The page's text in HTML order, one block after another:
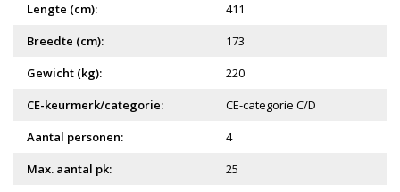
Lengte (cm):
411
Breedte (cm):
173
Gewicht (kg):
220
CE-keurmerk/categorie:
CE-categorie C/D
Aantal personen:
4
Max. aantal pk:
25